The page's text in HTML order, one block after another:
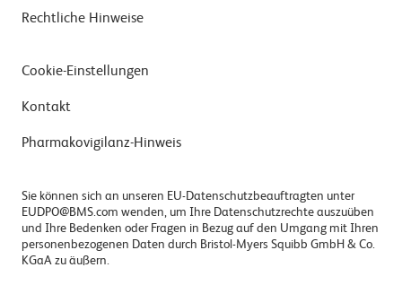
Rechtliche Hinweise
Cookie-Einstellungen
Kontakt
Pharmakovigilanz-Hinweis
Sie können sich an unseren EU-Datenschutzbeauftragten unter
EUDPO@BMS.com wenden, um Ihre Datenschutzrechte auszuüben
und Ihre Bedenken oder Fragen in Bezug auf den Umgang mit Ihren
personenbezogenen Daten durch Bristol-Myers Squibb GmbH & Co.
KGaA zu äußern.